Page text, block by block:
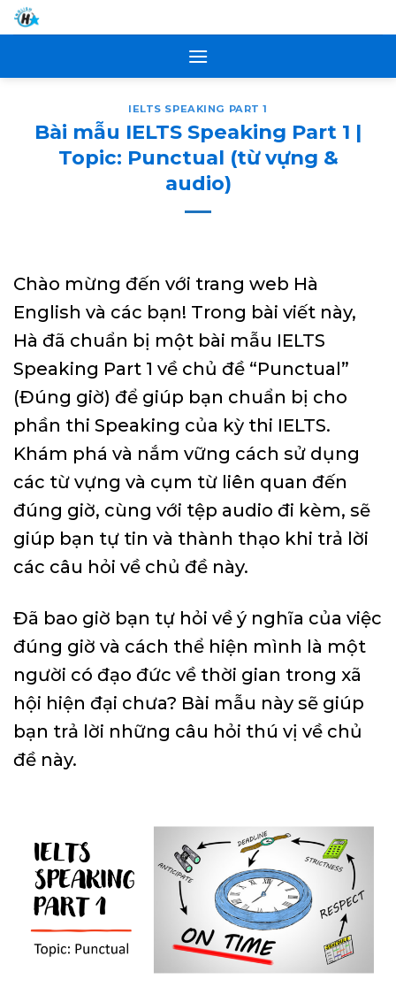
Skip
to
IELTS SPEAKING PART 1
Bài mẫu IELTS Speaking Part 1 |
Topic: Punctual (từ vựng &
audio)
Chào mừng đến với trang web Hà
English và các bạn! Trong bài viết này,
Hà đã chuẩn bị một bài mẫu IELTS
Speaking Part 1 về chủ đề “Punctual”
(Đúng giờ) để giúp bạn chuẩn bị cho
phần thi Speaking của kỳ thi IELTS.
Khám phá và nắm vững cách sử dụng
các từ vựng và cụm từ liên quan đến
đúng giờ, cùng với tệp audio đi kèm, sẽ
giúp bạn tự tin và thành thạo khi trả lời
các câu hỏi về chủ đề này.
Đã bao giờ bạn tự hỏi về ý nghĩa của việc
đúng giờ và cách thể hiện mình là một
người có đạo đức về thời gian trong xã
hội hiện đại chưa? Bài mẫu này sẽ giúp
bạn trả lời những câu hỏi thú vị về chủ
đề này.